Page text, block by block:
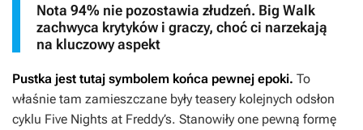
Nota 94% nie pozostawia złudzeń. Big Walk
zachwyca krytyków i graczy, choć ci narzekają
na kluczowy aspekt
Pustka jest tutaj symbolem końca pewnej epoki. To
właśnie tam zamieszczane były teasery kolejnych odsłon
cyklu Five Nights at Freddy’s. Stanowiły one pewną formę